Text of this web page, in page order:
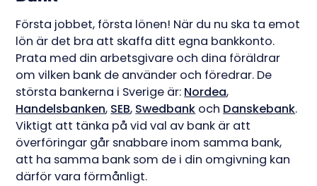
Första jobbet, första lönen! När du nu ska ta emot
lön är det bra att skaffa ditt egna bankkonto.
Prata med din arbetsgivare och dina föräldrar
om vilken bank de använder och föredrar. De
största bankerna i Sverige är: Nordea,
Handelsbanken, SEB, Swedbank och Danskebank.
Viktigt att tänka på vid val av bank är att
överföringar går snabbare inom samma bank,
att ha samma bank som de i din omgivning kan
därför vara förmånligt.